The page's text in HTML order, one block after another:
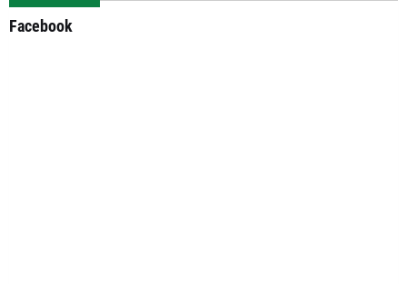
Facebook